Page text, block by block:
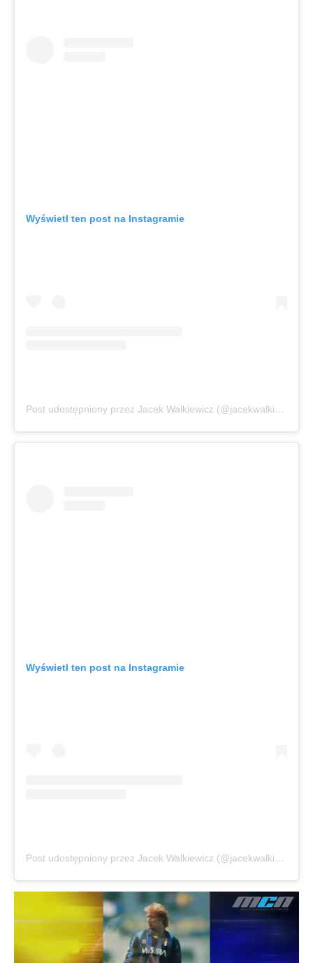
Wyświetl ten post na Instagramie
Post udostępniony przez Jacek Walkiewicz (@jacekwalkiewicz)
Wyświetl ten post na Instagramie
Post udostępniony przez Jacek Walkiewicz (@jacekwalkiewicz)